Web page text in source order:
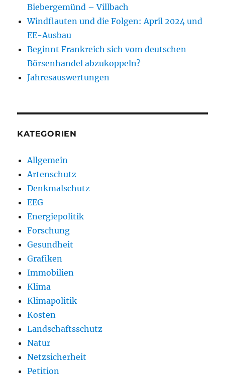
Biebergemünd – Villbach
Windflauten und die Folgen: April 2024 und
EE-Ausbau
Beginnt Frankreich sich vom deutschen
Börsenhandel abzukoppeln?
Jahresauswertungen
KATEGORIEN
Allgemein
Artenschutz
Denkmalschutz
EEG
Energiepolitik
Forschung
Gesundheit
Grafiken
Immobilien
Klima
Klimapolitik
Kosten
Landschaftsschutz
Natur
Netzsicherheit
Petition